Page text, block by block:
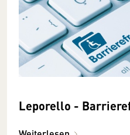
Leporello -